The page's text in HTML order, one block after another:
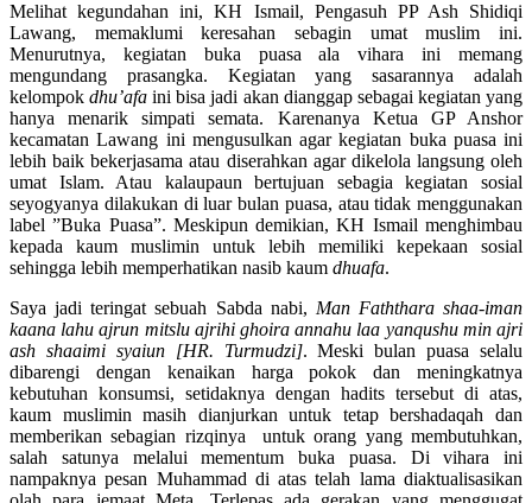
Melihat kegundahan ini, KH Ismail, Pengasuh PP Ash Shidiqi
Lawang, memaklumi keresahan sebagin umat muslim ini.
Menurutnya, kegiatan buka puasa ala vihara ini memang
mengundang prasangka. Kegiatan yang sasarannya adalah
kelompokdhu’afa ini bisa jadi akan dianggap sebagai kegiatan yang
hanya menarik simpati semata. Karenanya Ketua GP Anshor
kecamatan Lawang ini mengusulkan agar kegiatan buka puasa ini
lebih baik bekerjasama atau diserahkan agar dikelola langsung oleh
umat Islam. Atau kalaupaun bertujuan sebagia kegiatan sosial
seyogyanya dilakukan di luar bulan puasa, atau tidak menggunakan
label ”Buka Puasa”. Meskipun demikian, KH Ismail menghimbau
kepada kaum muslimin untuk lebih memiliki kepekaan sosial
sehingga lebih memperhatikan nasib kaum dhuafa.
Saya jadi teringat sebuah Sabda nabi, Man Faththara shaa-iman
kaana lahu ajrun mitslu ajrihi ghoira annahu laa yanqushu min ajri
ash shaaimi syaiun [HR. Turmudzi]. Meski bulan puasa selalu
dibarengi dengan kenaikan harga pokok dan meningkatnya
kebutuhan konsumsi, setidaknya dengan hadits tersebut di atas,
kaum muslimin masih dianjurkan untuk tetap bershadaqah dan
memberikan sebagian rizqinya untuk orang yang membutuhkan,
salah satunya melalui mementum buka puasa. Di vihara ini
nampaknya pesan Muhammad di atas telah lama diaktualisasikan